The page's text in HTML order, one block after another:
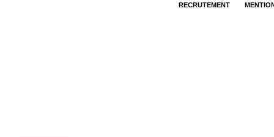
RECRUTEMENT